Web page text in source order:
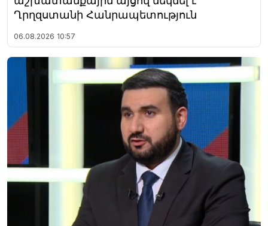
Ղրղզստանի Հանրապետություն
06.08.2026 10:57